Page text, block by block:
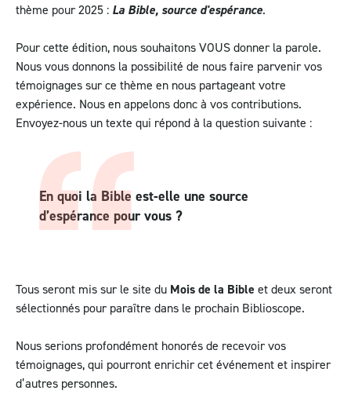
thème pour 2025 : La Bible, source d'espérance.
Pour cette édition, nous souhaitons VOUS donner la parole.
Nous vous donnons la possibilité de nous faire parvenir vos
témoignages sur ce thème en nous partageant votre
expérience. Nous en appelons donc à vos contributions.
Envoyez-nous un texte qui répond à la question suivante :
En quoi la Bible est-elle une source
d’espérance pour vous ?
Tous seront mis sur le site du Mois de la Bible et deux seront
sélectionnés pour paraître dans le prochain Biblioscope.
Nous serions profondément honorés de recevoir vos
témoignages, qui pourront enrichir cet événement et inspirer
d’autres personnes.